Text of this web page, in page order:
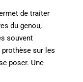
de traiter
du genou,
souvent
sur les
poser. Une